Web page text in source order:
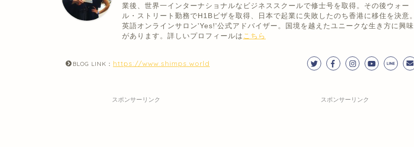
業後、世界一インターナショナルなビジネススクールで修士号を取得。その後ウォー
ル・ストリート勤務でH1Bビザを取得、日本で起業に失敗したのち香港に移住を決意。
英語オンラインサロン'Yes!'公式アドバイザー。国境を越えたユニークな生き方に興味
があります。詳しいプロフィールは こちら
BLOG LINK： https://www.shimps.world
スポンサーリンク スポンサーリンク